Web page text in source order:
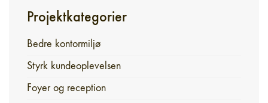
Projektkategorier
Bedre kontormiljø
Styrk kundeoplevelsen
Foyer og reception